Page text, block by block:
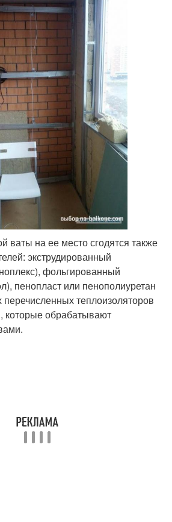
ваты на ее место сгодятся также
экструдированный
фольгированный
пенопласт или пенополиуретан
теплоизоляторов
обрабатывают